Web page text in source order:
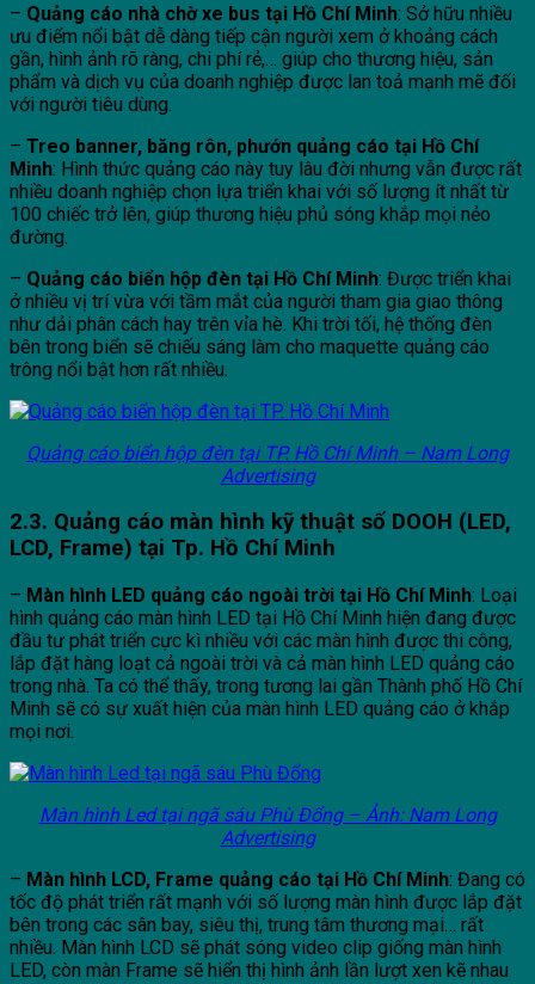
– Quảng cáo nhà chờ xe bus tại Hồ Chí Minh: Sở hữu nhiều
ưu điểm nổi bật dễ dàng tiếp cận người xem ở khoảng cách
gần, hình ảnh rõ ràng, chi phí rẻ,… giúp cho thương hiệu, sản
phẩm và dịch vụ của doanh nghiệp được lan toả mạnh mẽ đối
với người tiêu dùng.
– Treo banner, băng rôn, phướn quảng cáo tại Hồ Chí
Minh: Hình thức quảng cáo này tuy lâu đời nhưng vẫn được rất
nhiều doanh nghiệp chọn lựa triển khai với số lượng ít nhất từ
100 chiếc trở lên, giúp thương hiệu phủ sóng khắp mọi nẻo
đường.
– Quảng cáo biển hộp đèn tại Hồ Chí Minh: Được triển khai
ở nhiều vị trí vừa với tầm mắt của người tham gia giao thông
như dải phân cách hay trên vỉa hè. Khi trời tối, hệ thống đèn
bên trong biển sẽ chiếu sáng làm cho maquette quảng cáo
trông nổi bật hơn rất nhiều.
Quảng cáo biển hộp đèn tại TP. Hồ Chí Minh – Nam Long
Advertising
2.3. Quảng cáo màn hình kỹ thuật số DOOH (LED,
LCD, Frame) tại Tp. Hồ Chí Minh
– Màn hình LED quảng cáo ngoài trời tại Hồ Chí Minh: Loại
hình quảng cáo màn hình LED tại Hồ Chí Minh hiện đang được
đầu tư phát triển cực kì nhiều với các màn hình được thi công,
lắp đặt hàng loạt cả ngoài trời và cả màn hình LED quảng cáo
trong nhà. Ta có thể thấy, trong tương lai gần Thành phố Hồ Chí
Minh sẽ có sự xuất hiện của màn hình LED quảng cáo ở khắp
mọi nơi.
Màn hình Led tại ngã sáu Phù Đổng – Ảnh: Nam Long
Advertising
– Màn hình LCD, Frame quảng cáo tại Hồ Chí Minh: Đang có
tốc độ phát triển rất mạnh với số lượng màn hình được lắp đặt
bên trong các sân bay, siêu thị, trung tâm thương mại… rất
nhiều. Màn hình LCD sẽ phát sóng video clip giống màn hình
LED, còn màn Frame sẽ hiển thị hình ảnh lần lượt xen kẽ nhau